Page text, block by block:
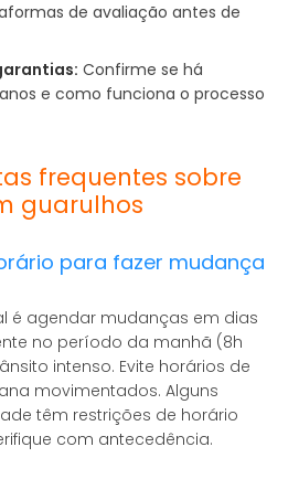
de avaliação antes de
Confirme se há
e como funciona o processo
frequentes sobre
guarulhos
para fazer mudança
é agendar mudanças em dias
no período da manhã (8h
intenso. Evite horários de
movimentados. Alguns
têm restrições de horário
com antecedência.